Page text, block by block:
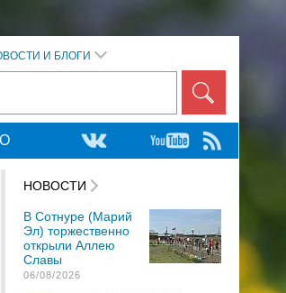
И БЛОГИ
НОВОСТИ
В Сотнуре (Марий
Эл) торжественно
открыли Аллею
Славы
06/08/2026